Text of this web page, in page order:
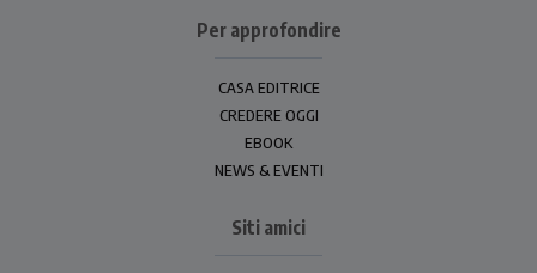
Per approfondire
CASA EDITRICE
CREDERE OGGI
EBOOK
NEWS & EVENTI
Siti amici